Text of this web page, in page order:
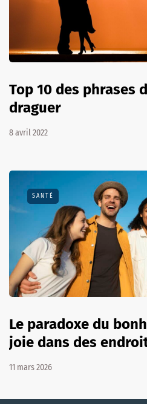
Top 10 des phrases
draguer
8 avril 2022
SANTÉ
Le paradoxe du
joie dans des
11 mars 2026